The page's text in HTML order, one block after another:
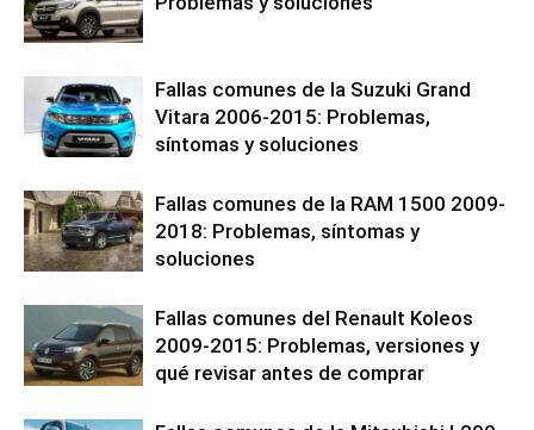
Fallas comunes de la Suzuki Grand
Vitara 2006-2015: Problemas,
síntomas y soluciones
Fallas comunes de la RAM 1500 2009-
2018: Problemas, síntomas y
soluciones
Fallas comunes del Renault Koleos
2009-2015: Problemas, versiones y
qué revisar antes de comprar